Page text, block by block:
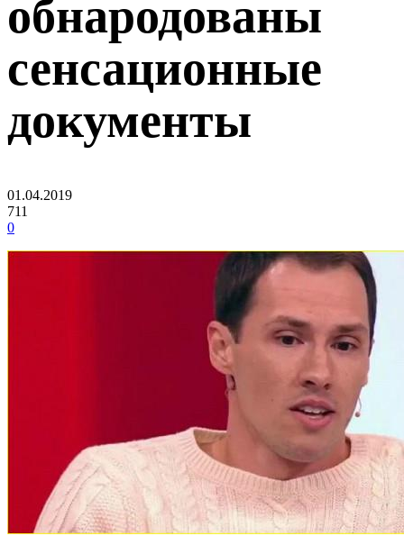
обнародованы
сенсационные
документы
01.04.2019
711
0